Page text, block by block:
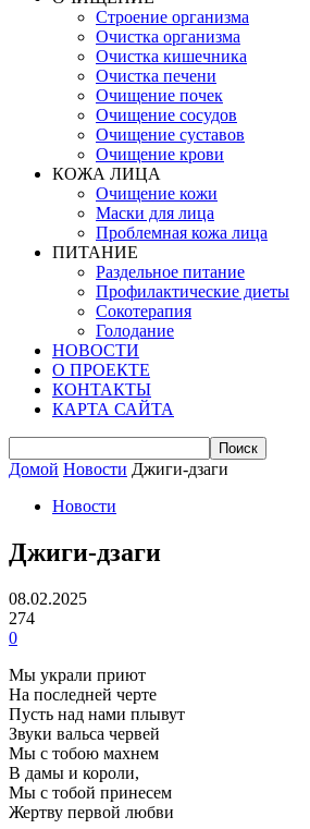
Строение организма
Очистка организма
Очистка кишечника
Очистка печени
Очищение почек
Очищение сосудов
Очищение суставов
Очищение крови
КОЖА ЛИЦА
Очищение кожи
Маски для лица
Проблемная кожа лица
ПИТАНИЕ
Раздельное питание
Профилактические диеты
Сокотерапия
Голодание
НОВОСТИ
О ПРОЕКТЕ
КОНТАКТЫ
КАРТА САЙТА
Домой Новости Джиги-дзаги
Новости
Джиги-дзаги
08.02.2025
274
0
Мы украли приют
На последней черте
Пусть над нами плывут
Звуки вальса червей
Мы с тобою махнем
В дамы и короли,
Мы с тобой принесем
Жертву первой любви